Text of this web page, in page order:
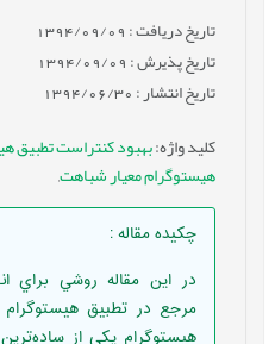
تاریخ دریافت : 1394/09/09
تاریخ پذیرش : 1394/09/09
تاریخ انتشار : 1394/06/30
کلید واژه:بهبود کنتراست تطبيق
هيستوگرام معيار شباهت,
چکیده مقاله:
در اين مقاله روشي براي
مرجع در تطبيق هيستوگرام
هيستوگرام يکي از